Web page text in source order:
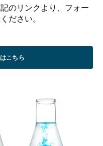
のリンクより、フォー
ださい。
こちら